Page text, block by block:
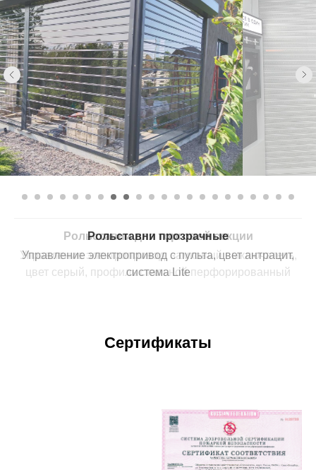
Рольставни для торговой секции
Управление электропривод, замковый выключатель,
цвет серый, профиль стальной перфорированный
Сертификаты